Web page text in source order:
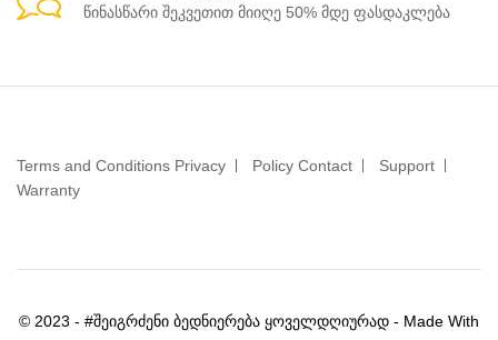
წინასწარი შეკვეთით მიიღე 50% მდე ფასდაკლება
Terms and Conditions Privacy Policy Contact
Support
Warranty
© 2023 - #შეიგრძენი ბედნიერება ყოველდღიურად - Made With